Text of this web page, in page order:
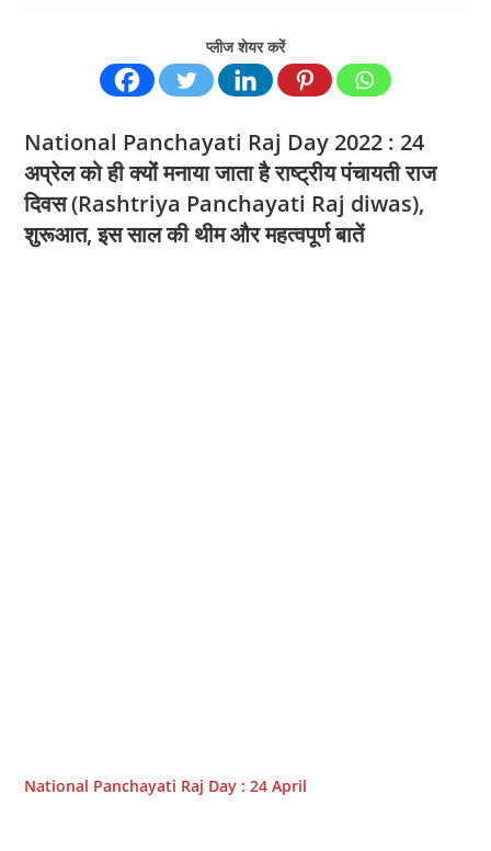
प्लीज शेयर करें
National Panchayati Raj Day 2022 : 24
अप्रेल को ही क्‍योंं मनाया जाता है राष्ट्रीय पंचायती राज
दिवस (Rashtriya Panchayati Raj diwas),
शुरूआत, इस साल की थीम और महत्‍वपूर्ण बातें
National Panchayati Raj Day : 24 April